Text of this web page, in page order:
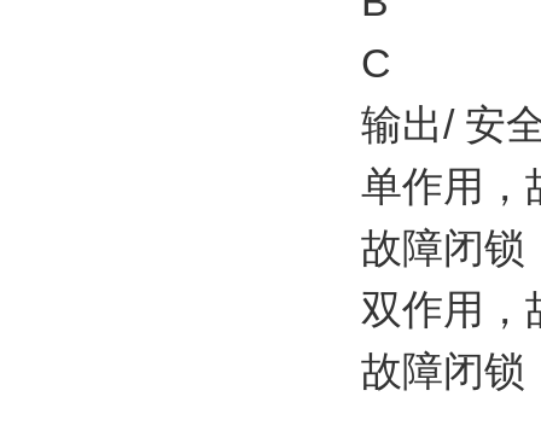
C
输出/ 安
单作用，
故障闭锁
双作用，
故障闭锁